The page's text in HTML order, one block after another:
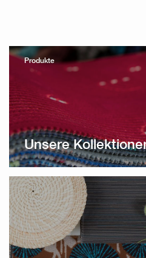
Produkte
Unsere